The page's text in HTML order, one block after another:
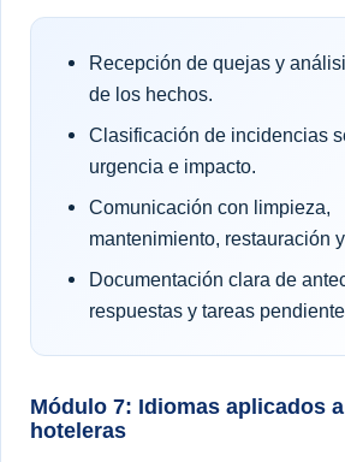
Recepción de quejas y
de los hechos.
Clasificación de incidencias
urgencia e impacto.
Comunicación con limpieza,
mantenimiento, restauración
Documentación clara de
respuestas y tareas
Módulo 7: Idiomas aplicados
hoteleras